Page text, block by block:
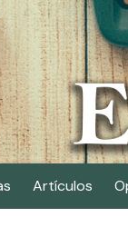
Artículos